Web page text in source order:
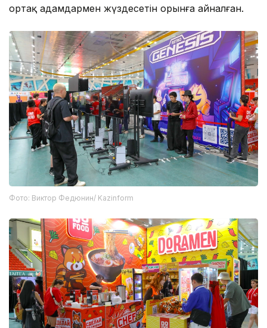
ортақ адамдармен жүздесетін орынға айналған.
Фото: Виктор Федюнин/ Kazinform